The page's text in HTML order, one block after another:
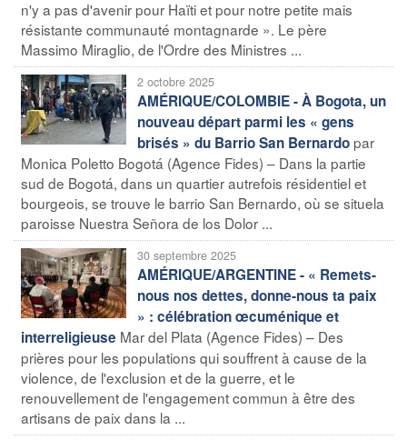
n'y a pas d'avenir pour Haïti et pour notre petite mais
résistante communauté montagnarde ». Le père
Massimo Miraglio, de l'Ordre des Ministres ...
2 octobre 2025
AMÉRIQUE/COLOMBIE - À Bogota, un
nouveau départ parmi les « gens
brisés » du Barrio San Bernardopar
Monica Poletto Bogotá (Agence Fides) – Dans la partie
sud de Bogotá, dans un quartier autrefois résidentiel et
bourgeois, se trouve le barrio San Bernardo, où se situela
paroisse Nuestra Señora de los Dolor ...
30 septembre 2025
AMÉRIQUE/ARGENTINE - « Remets-
nous nos dettes, donne-nous ta paix
» : célébration œcuménique et
interreligieuse Mar del Plata (Agence Fides) – Des
prières pour les populations qui souffrent à cause de la
violence, de l'exclusion et de la guerre, et le
renouvellement de l'engagement commun à être des
artisans de paix dans la ...